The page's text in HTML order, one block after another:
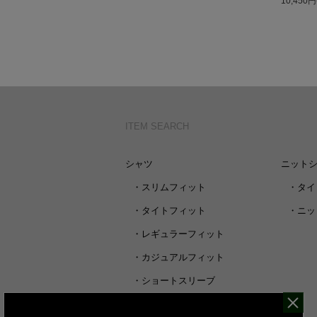
ITEM SEARCH
シャツ
・ スリムフィット
・ タイトフィット
・ レギュラーフィット
・ カジュアルフィット
・ ショートスリーブ
ニット
・ タ
・ ニ